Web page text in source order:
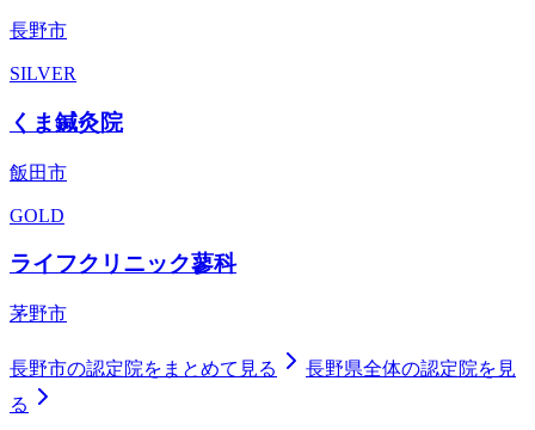
長野市
SILVER
くま鍼灸院
飯田市
GOLD
ライフクリニック蓼科
茅野市
長野市の認定院をまとめて見る 長野県全体の認定院を見
る